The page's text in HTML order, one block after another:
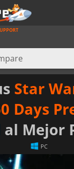
Star
Days
al Mejor
PC